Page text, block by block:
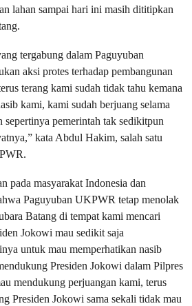
lahan sampai hari ini masih dititipkan
tergabung dalam Paguyuban
aksi protes terhadap pembangunan
terang kami sudah tidak tahu kemana
kami, kami sudah berjuang selama
sepertinya pemerintah tak sedikitpun
kata Abdul Hakim, salah satu
pada masyarakat Indonesia dan
Paguyuban UKPWR tetap menolak
Batang di tempat kami mencari
Jokowi mau sedikit saja
untuk mau memperhatikan nasib
Presiden Jokowi dalam Pilpres
mendukung perjuangan kami, terus
Presiden Jokowi sama sekali tidak mau